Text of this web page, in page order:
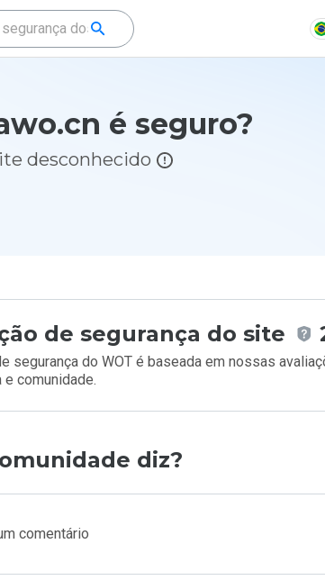
é seguro?
desconhecido
de segurança do site
segurança do WOT é baseada em nossas
comunidade.
diz?
comentário